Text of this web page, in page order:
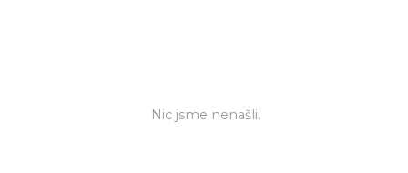
Nic jsme nenašli.